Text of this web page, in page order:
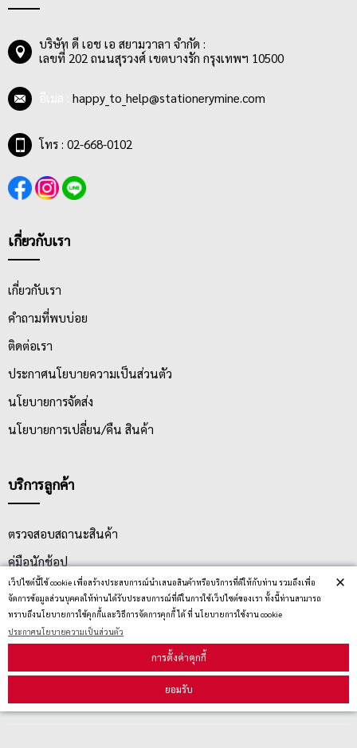
เว็ปไซต์นี้ใช้ cookie เพื่อสร้างประสบการณ์นำเสนอสินค้าหรือบริการที่ดีให้กับท่าน รวมถึงเพื่อ
จัดการข้อมูลส่วนบุคคลให้ท่านได้รับประสบการณ์ที่ดีในการใช้เว็ปไซต์ของเรา ทั้งนี้ท่านสามารถ
ทราบถึงนโยบายการใช้คุกกี้และวิธีการจัดการคุกกี้ ได้ ที่ นโยบายการใช้งาน cookie
ประกาศนโยบายความเป็นส่วนตัว
การตั้งค่าคุกกี้
ยอมรับ
×
บริษัท ดี เอช เอ สยามวาลา จำกัด :
เลขที่ 202 ถนนสุรวงศ์ เขตบางรัก กรุงเทพฯ 10500
happy_to_help@stationerymine.com
โทร : 02-668-0102
เกี่ยวกับเรา
เกี่ยวกับเรา
คำถามที่พบบ่อย
ติดต่อเรา
ประกาศนโยบายความเป็นส่วนตัว
นโยบายการจัดส่ง
นโยบายการเปลี่ยน/คืน สินค้า
บริการลูกค้า
ตรวจสอบสถานะสินค้า
คู่มือนักช้อป
วิธีลบคุกกี้
สมัครรับข่าวสาร
รับข่าวสาร